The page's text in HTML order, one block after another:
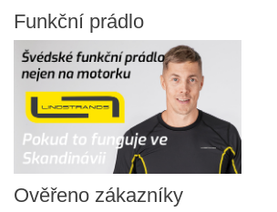
Funkční prádlo
Ověřeno zákazníky